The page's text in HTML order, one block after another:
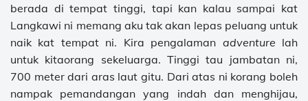
berada di tempat tinggi, tapi kan kalau sampai kat
Langkawi ni memang aku tak akan lepas peluang untuk
naik kat tempat ni. Kira pengalaman adventure lah
untuk kitaorang sekeluarga. Tinggi tau jambatan ni,
700 meter dari aras laut gitu. Dari atas ni korang boleh
nampak pemandangan yang indah dan menghijau,